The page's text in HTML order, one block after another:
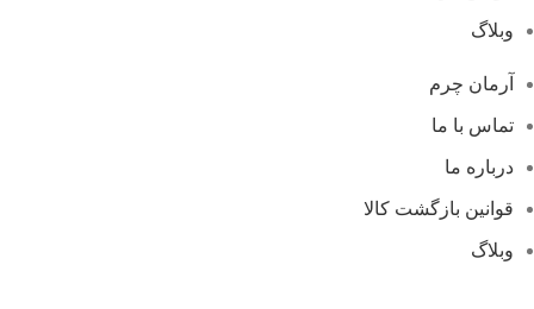
وبلاگ
آرمان چرم
تماس با ما
درباره ما
قوانین بازگشت کالا
وبلاگ